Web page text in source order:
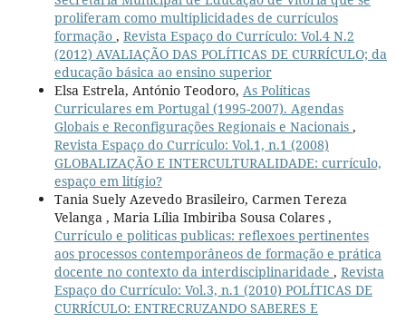
proliferam como multiplicidades de currículos
formação , Revista Espaço do Currículo: Vol.4 N.2
(2012) AVALIAÇÃO DAS POLÍTICAS DE CURRÍCULO; da
educação básica ao ensino superior
Elsa Estrela, António Teodoro, As Políticas
Curriculares em Portugal (1995-2007). Agendas
Globais e Reconfigurações Regionais e Nacionais ,
Revista Espaço do Currículo: Vol.1, n.1 (2008)
GLOBALIZAÇÃO E INTERCULTURALIDADE: currículo,
espaço em litígio?
Tania Suely Azevedo Brasileiro, Carmen Tereza
Velanga , Maria Lília Imbiriba Sousa Colares ,
Currículo e politicas publicas: reflexoes pertinentes
aos processos contemporâneos de formação e prática
docente no contexto da interdisciplinaridade , Revista
Espaço do Currículo: Vol.3, n.1 (2010) POLÍTICAS DE
CURRÍCULO: ENTRECRUZANDO SABERES E